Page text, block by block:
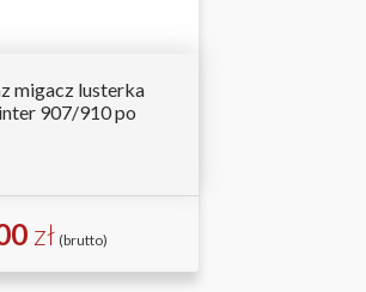
migacz lusterka
907/910 po
zł (brutto)